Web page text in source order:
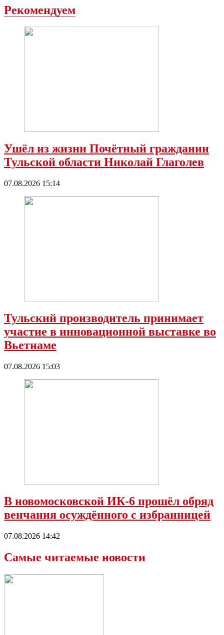
Рекомендуем
Ушёл из жизни Почётный гражданин
Тульской области Николай Глаголев
07.08.2026 15:14
Тульский производитель принимает
участие в инновационной выставке во
Вьетнаме
07.08.2026 15:03
В новомосковской ИК-6 прошёл обряд
венчания осуждённого с избранницей
07.08.2026 14:42
Самые читаемые новости